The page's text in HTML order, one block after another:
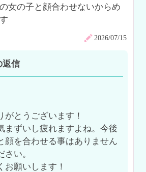
女の子と顔合わせないからめ
2026/07/15
返信
がとうございます！
まずいし疲れますよね。今後
顔を合わせる事はありません
い。
お願いします！